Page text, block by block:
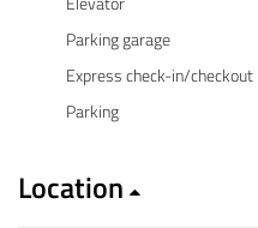
Parking garage
Express check-in/checkout
Parking
Location